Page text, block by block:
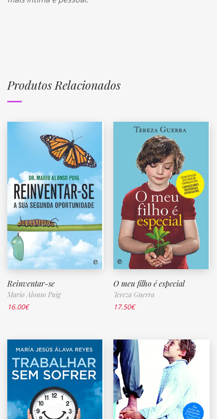
Produtos Relacionados
Reinventar-se
Mario Alonso Puig
16.00€
O meu filho é especial
Tereza Guerra
17.50€